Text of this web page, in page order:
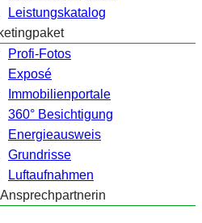
Leistungskatalog
Profi-Fotos
Exposé
Immobilienportale
360° Besichtigung
Energieausweis
Grundrisse
Luftaufnahmen
Ansprechpartnerin